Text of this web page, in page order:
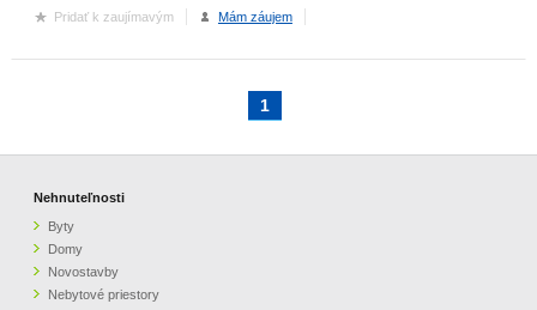
Pridať k zaujímavým Mám záujem
1
Nehnuteľnosti
Byty
Domy
Novostavby
Nebytové priestory